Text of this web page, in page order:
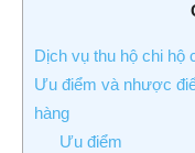
Dịch vụ thu hộ chi hộ
Ưu điểm và nhược
hàng
Ưu điểm